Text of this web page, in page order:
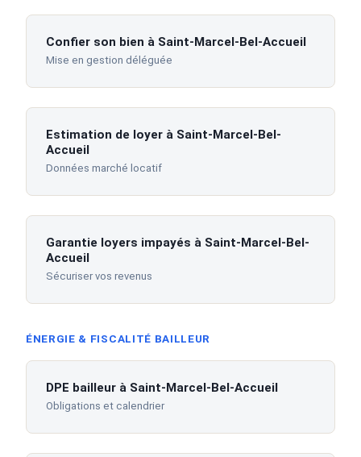
Confier son bien à Saint-Marcel-Bel-Accueil
Mise en gestion déléguée
Estimation de loyer à Saint-Marcel-Bel-
Accueil
Données marché locatif
Garantie loyers impayés à Saint-Marcel-Bel-
Accueil
Sécuriser vos revenus
ÉNERGIE & FISCALITÉ BAILLEUR
DPE bailleur à Saint-Marcel-Bel-Accueil
Obligations et calendrier